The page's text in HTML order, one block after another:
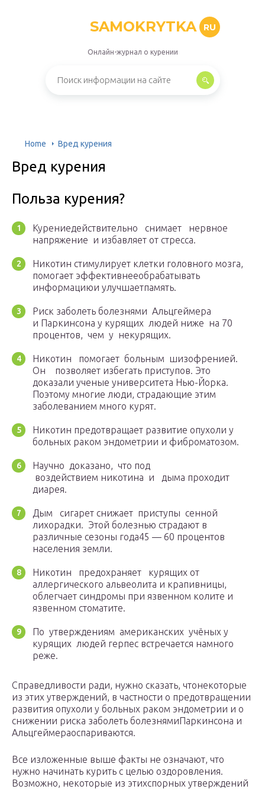
SAMOKRYTKA RU
Онлайн-журнал о курении
Home Вред курения
Вред курения
Польза курения?
Курениедействительно снимает нервное
напряжение и избавляет от стресса.
Никотин стимулирует клетки головного мозга,
помогает эффективнееобрабатывать
информациюи улучшаетпамять.
Риск заболеть болезнями Альцгеймера
и Паркинсона у курящих людей ниже на 70
процентов, чем у некурящих.
Никотин помогает больным шизофренией.
Он позволяет избегать приступов. Это
доказали ученые университета Нью-Йорка.
Поэтому многие люди, страдающие этим
заболеванием много курят.
Никотин предотвращает развитие опухоли у
больных раком эндометрии и фиброматозом.
Научно доказано, что под
воздействием никотина и дыма проходит
диарея.
Дым сигарет снижает приступы сенной
лихорадки. Этой болезнью страдают в
различные сезоны года45 — 60 процентов
населения земли.
Никотин предохраняет курящих от
аллергического альвеолита и крапивницы,
облегчает синдромы при язвенном колите и
язвенном стоматите.
По утверждениям американских учёных у
курящих людей герпес встречается намного
реже.
Справедливости ради, нужно сказать, чтонекоторые
из этих утверждений, в частности о предотвращении
развития опухоли у больных раком эндометрии и о
снижении риска заболеть болезнямиПаркинсона и
Альцгеймераоспариваются.
Все изложенные выше факты не означают, что
нужно начинать курить с целью оздоровления.
Возможно, некоторые из этихспорных утверждений